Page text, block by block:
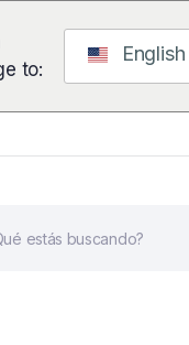
to:
English